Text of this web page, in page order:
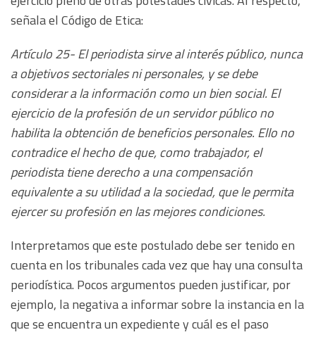
señala el Código de Etica:
Artículo 25- El periodista sirve al interés público, nunca
a objetivos sectoriales ni personales, y se debe
considerar a la información como un bien social. El
ejercicio de la profesión de un servidor público no
habilita la obtención de beneficios personales. Ello no
contradice el hecho de que, como trabajador, el
periodista tiene derecho a una compensación
equivalente a su utilidad a la sociedad, que le permita
ejercer su profesión en las mejores condiciones.
Interpretamos que este postulado debe ser tenido en
cuenta en los tribunales cada vez que hay una consulta
periodística. Pocos argumentos pueden justificar, por
ejemplo, la negativa a informar sobre la instancia en la
que se encuentra un expediente y cuál es el paso